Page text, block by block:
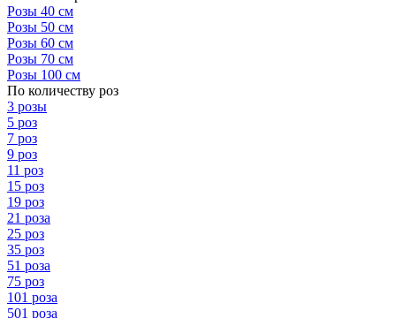
Розы 40 см
Розы 50 см
Розы 60 см
Розы 70 см
Розы 100 см
По количеству роз
3 розы
5 роз
7 роз
9 роз
11 роз
15 роз
19 роз
21 роза
25 роз
35 роз
51 роза
75 роз
101 роза
501 роза